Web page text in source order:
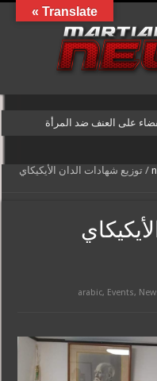
على العنف ضد المرأة
/ توزيع شهادات الدان الأيكيكاي
arabic, Events,
Translate »